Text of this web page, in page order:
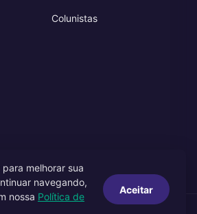
Colunistas
Todos os direitos reservados.
melhorar sua
navegando,
nossa Política de
Aceitar